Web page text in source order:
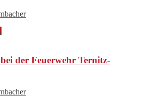
der Feuerwehr Ternitz-